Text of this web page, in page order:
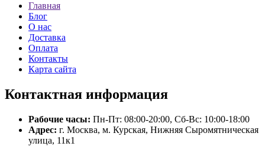
Главная
Блог
О нас
Доставка
Оплата
Контакты
Карта сайта
Контактная информация
Рабочие часы: Пн-Пт: 08:00-20:00, Сб-Вс: 10:00-18:00
Адрес: г. Москва, м. Курская, Нижняя Сыромятническая
улица, 11к1